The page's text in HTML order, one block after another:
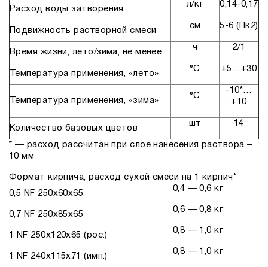
Расход воды затворения
л/кг 0,14-0,17
Подвижность растворной смеси
см 5-6 (Пк2)
Время жизни, лето/зима, не менее
ч 2/1
Температура применения, «лето»
°С +5…+30
Температура применения, «зима»
°С
-10*…
+10
Количество базовых цветов
шт 14
* — расход рассчитан при слое нанесения раствора –
10 мм
Формат кирпича, расход сухой смеси на 1 кирпич*
0,5 NF 250x60x65
0,4 — 0,6 кг
0,7 NF 250x85x65
0,6 — 0,8 кг
1 NF 250x120x65 (рос.)
0,8 — 1,0 кг
1 NF 240x115x71 (имп.)
0,8 — 1,0 кг